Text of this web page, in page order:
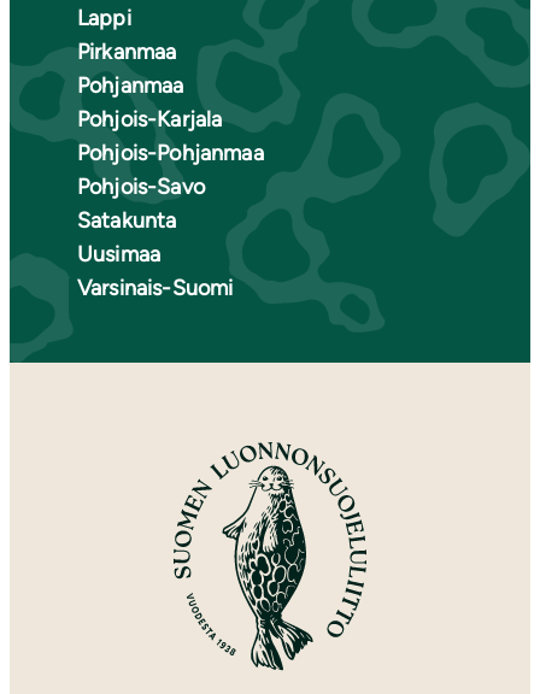
Lappi
Pirkanmaa
Pohjanmaa
Pohjois-Karjala
Pohjois-Pohjanmaa
Pohjois-Savo
Satakunta
Uusimaa
Varsinais-Suomi